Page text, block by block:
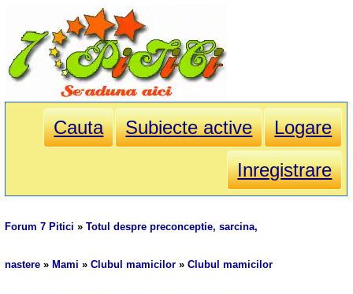
Cauta Subiecte active
Logare
Inregistrare
Forum 7 Pitici »Totul despre preconceptie, sarcina,
nastere » Mami »Clubul mamicilor »Clubul mamicilor